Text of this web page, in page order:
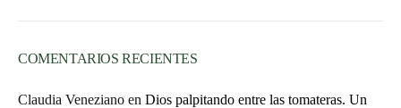
COMENTARIOS RECIENTES
Claudia Veneziano en Dios palpitando entre las tomateras. Un